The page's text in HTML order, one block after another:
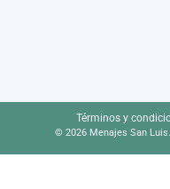
Términos y
© 2026 Menajes San